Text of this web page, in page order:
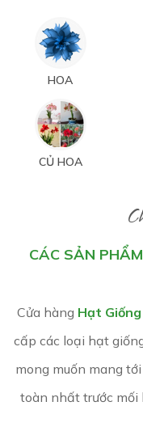
HOA
CỦ HOA
CÁC SẢN
Cửa hàng Hạt
cấp các loại hạt
mong muốn mang
toàn nhất trước